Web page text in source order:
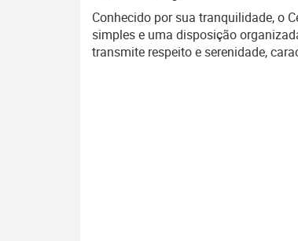
Conhecido por sua tranquilidade, o
simples e uma disposição
transmite respeito e serenidade,